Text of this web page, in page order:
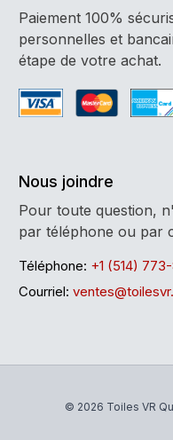
Paiement 100%
personnelles et
étape de votre achat.
Nous joindre
Pour toute question,
par téléphone ou par
Téléphone: +1 (514)
Courriel:
© 2026 Toiles VR